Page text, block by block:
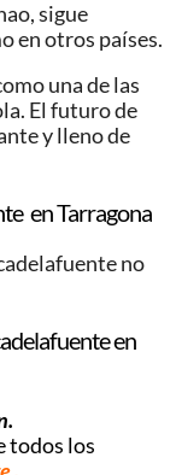
sigue
en otros países.
una de las
El futuro de
y lleno de
en Tarragona
no
en
todos los